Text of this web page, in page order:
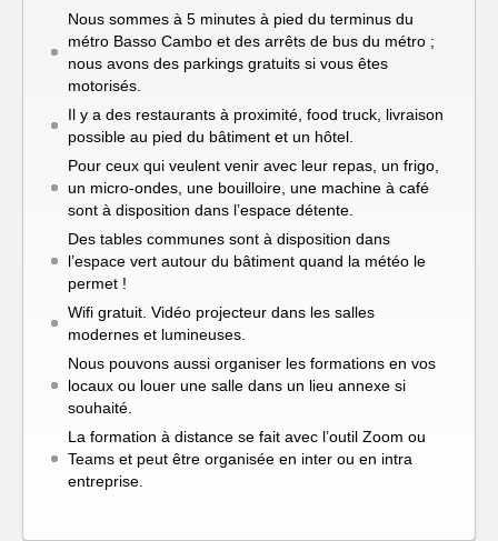
Nous sommes à 5 minutes à pied du terminus du
métro Basso Cambo et des arrêts de bus du métro ;
nous avons des parkings gratuits si vous êtes
motorisés.
Il y a des restaurants à proximité, food truck, livraison
possible au pied du bâtiment et un hôtel.
Pour ceux qui veulent venir avec leur repas, un frigo,
un micro-ondes, une bouilloire, une machine à café
sont à disposition dans l’espace détente.
Des tables communes sont à disposition dans
l’espace vert autour du bâtiment quand la météo le
permet !
Wifi gratuit. Vidéo projecteur dans les salles
modernes et lumineuses.
Nous pouvons aussi organiser les formations en vos
locaux ou louer une salle dans un lieu annexe si
souhaité.
La formation à distance se fait avec l’outil Zoom ou
Teams et peut être organisée en inter ou en intra
entreprise.